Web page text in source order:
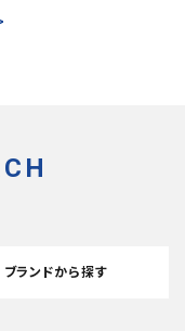
ブランドから探す